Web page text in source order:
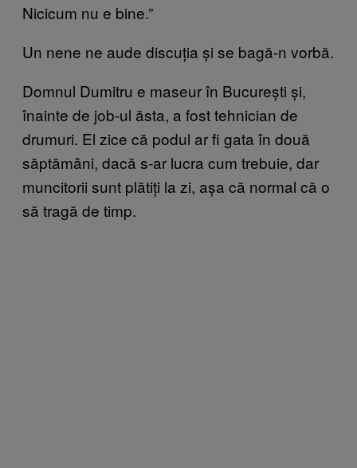
Nicicum nu e bine.”
Un nene ne aude discuția și se bagă-n vorbă.
Domnul Dumitru e maseur în București și,
înainte de job-ul ăsta, a fost tehnician de
drumuri. El zice că podul ar fi gata în două
săptămâni, dacă s-ar lucra cum trebuie, dar
muncitorii sunt plătiți la zi, așa că normal că o
să tragă de timp.